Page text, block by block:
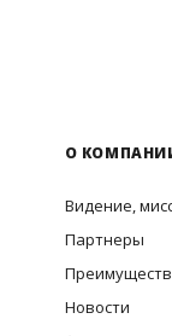
О
Видение,
Партнеры
Новости